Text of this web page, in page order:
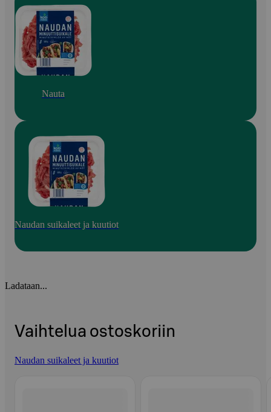
Nauta
Naudan suikaleet ja kuutiot
Ladataan...
Vaihtelua ostoskoriin
Naudan suikaleet ja kuutiot